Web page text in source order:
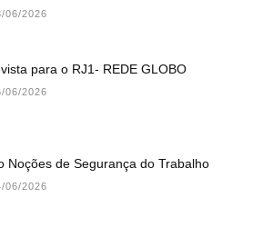
06/2026
para o RJ1- REDE GLOBO
06/2026
Noções de Segurança do Trabalho
06/2026